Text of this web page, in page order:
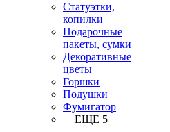
Статуэтки,
копилки
Подарочные
пакеты, сумки
Декоративные
цветы
Горшки
Подушки
Фумигатор
+ ЕЩЕ 5